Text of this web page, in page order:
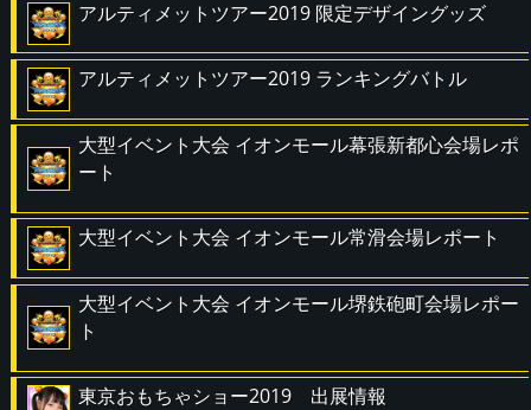
アルティメットツアー2019 限定デザイングッズ
アルティメットツアー2019 ランキングバトル
大型イベント大会 イオンモール幕張新都心会場レポ
ート
大型イベント大会 イオンモール常滑会場レポート
大型イベント大会 イオンモール堺鉄砲町会場レポー
ト
東京おもちゃショー2019 出展情報